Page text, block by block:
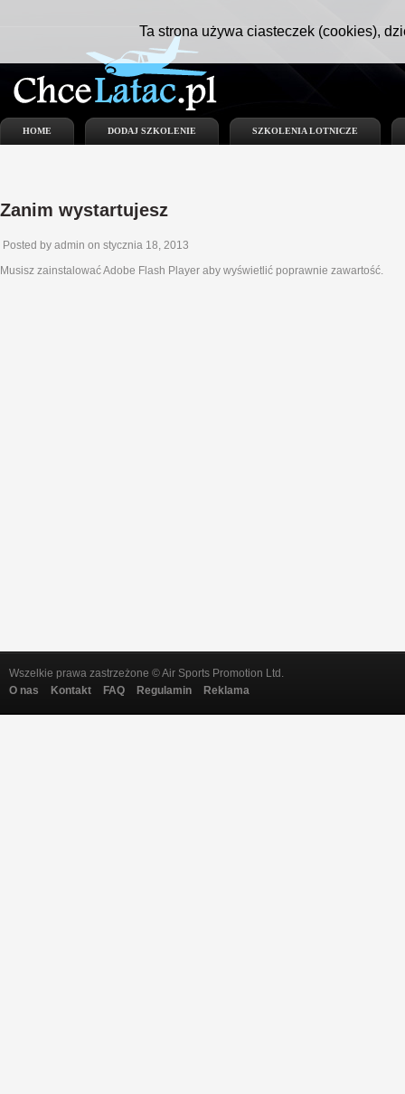
HOME DODAJ SZKOLENIE SZKOLENIA LOTNICZE
Zanim wystartujesz
Posted by admin on stycznia 18, 2013
Musisz zainstalować Adobe Flash Player aby wyświetlić poprawnie zawartość.
Wszelkie prawa zastrzeżone © Air Sports Promotion Ltd.
O nas
Kontakt FAQ Regulamin Reklama
Ta strona używa ciasteczek (cookies),